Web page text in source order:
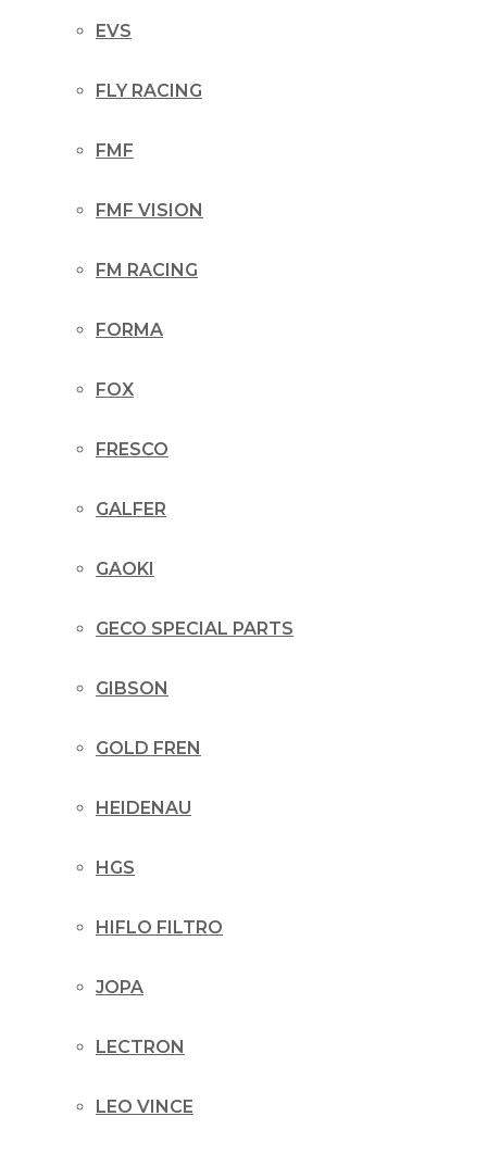
EVS
FLY RACING
FMF
FMF VISION
FM RACING
FORMA
FOX
FRESCO
GALFER
GAOKI
GECO SPECIAL PARTS
GIBSON
GOLD FREN
HEIDENAU
HGS
HIFLO FILTRO
JOPA
LECTRON
LEO VINCE